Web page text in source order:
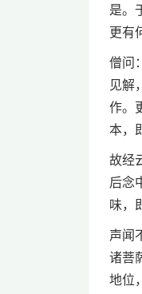
是。
更有
僧问
见解
作。
本，
故经
后念
味，
声闻
诸菩
地位